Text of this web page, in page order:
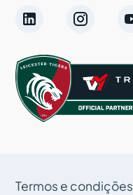
Termos e condições